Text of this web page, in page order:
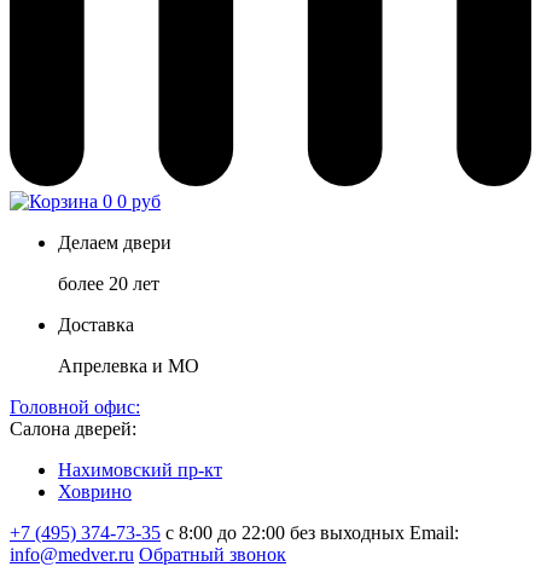
0 0 руб
Делаем двери
более 20 лет
Доставка
Апрелевка и МО
Головной офис:
Салона дверей:
Нахимовский пр-кт
Ховрино
+7 (495) 374-73-35 с 8:00 до 22:00 без выходных Email:
info@medver.ru Обратный звонок